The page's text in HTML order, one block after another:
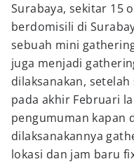
Surabaya, sekitar 15
berdomisili di
sebuah mini
juga menjadi
dilaksanakan,
pada akhir Februari
pengumuman kapan
dilaksanakannya
lokasi dan jam baru